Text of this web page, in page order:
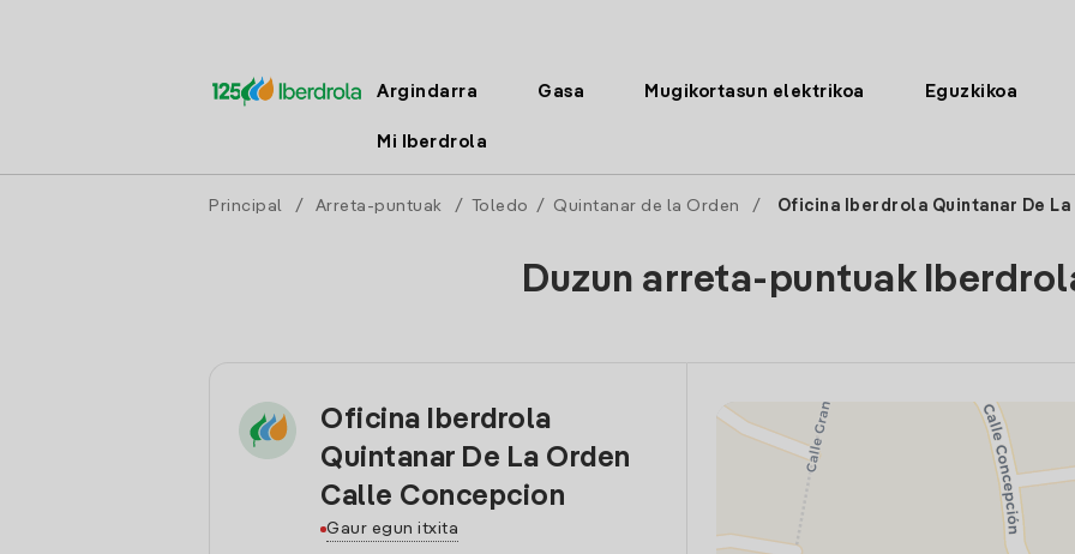
Argindarra Gasa Mugikortasun elektrikoa Eguzkikoa
Mi Iberdrola
Principal / Arreta-puntuak / Toledo / Quintanar de la Orden / Oficina Iberdrola Quintanar De
Duzun arreta-puntuak
Oficina Iberdrola
Quintanar De La Orden
Calle Concepcion
Gaur egun itxita